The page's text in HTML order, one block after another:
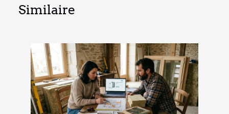
Similaire